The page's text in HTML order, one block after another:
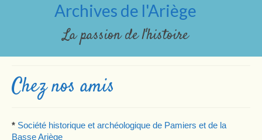
Archives de l'Ariège
La passion de l'histoire
Chez nos amis
* Société historique et archéologique de Pamiers et de la
Basse Ariège